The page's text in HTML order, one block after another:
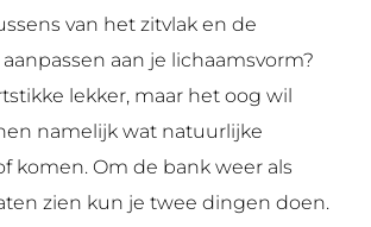
van het zitvlak en de
aan je lichaamsvorm?
lekker, maar het oog wil
namelijk wat natuurlijke
komen. Om de bank weer als
zien kun je twee dingen doen.